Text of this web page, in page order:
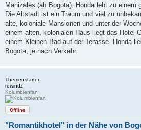
Manizales (ab Bogota). Honda lebt zu einem
Die Altstadt ist ein Traum und viel zu
alte, koloniale Mansionen und unter der
einem alten, kolonialen Haus liegt das Hotel
einem Kleinen Bad auf der Terasse. Honda
Bogota, je nach Verkehr.
Themenstarter
rewindz
Kolumbienfan
Offline
"Romantikhotel" in der Nähe von